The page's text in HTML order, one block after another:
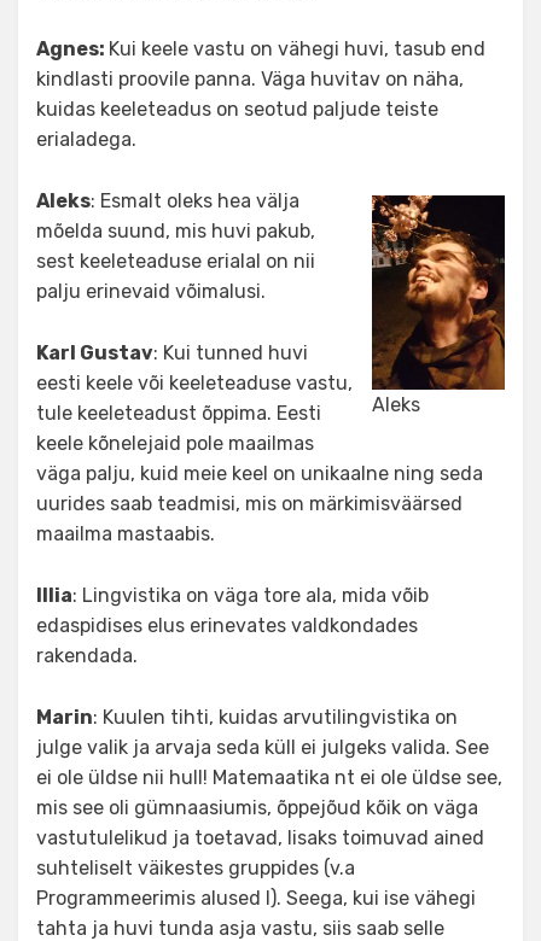
Agnes: Kui keele vastu on vähegi huvi, tasub end
kindlasti proovile panna. Väga huvitav on näha,
kuidas keeleteadus on seotud paljude teiste
erialadega.
Aleks
Aleks: Esmalt oleks hea välja
mõelda suund, mis huvi pakub,
sest keeleteaduse erialal on nii
palju erinevaid võimalusi.
Karl Gustav: Kui tunned huvi
eesti keele või keeleteaduse vastu,
tule keeleteadust õppima. Eesti
keele kõnelejaid pole maailmas
väga palju, kuid meie keel on unikaalne ning seda
uurides saab teadmisi, mis on märkimisväärsed
maailma mastaabis.
Illia: Lingvistika on väga tore ala, mida võib
edaspidises elus erinevates valdkondades
rakendada.
Marin: Kuulen tihti, kuidas arvutilingvistika on
julge valik ja arvaja seda küll ei julgeks valida. See
ei ole üldse nii hull! Matemaatika nt ei ole üldse see,
mis see oli gümnaasiumis, õppejõud kõik on väga
vastutulelikud ja toetavad, lisaks toimuvad ained
suhteliselt väikestes gruppides (v.a
Programmeerimis alused I). Seega, kui ise vähegi
tahta ja huvi tunda asja vastu, siis saab selle